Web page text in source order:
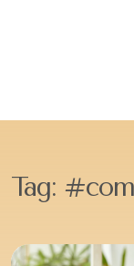
Tag: